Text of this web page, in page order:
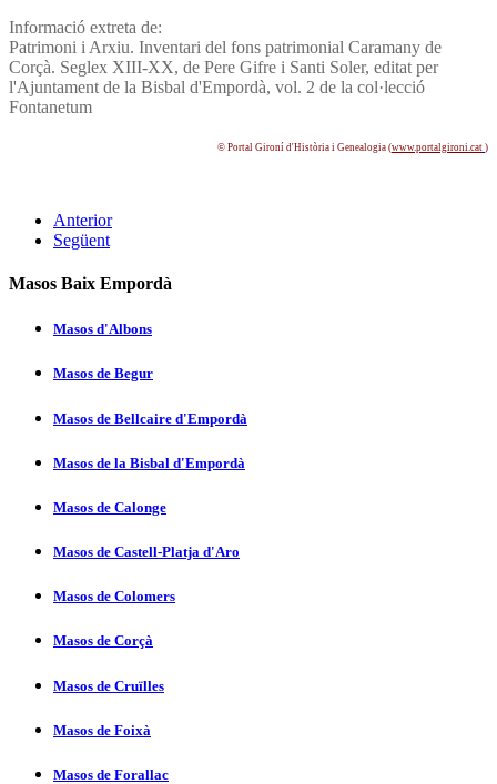
Informació extreta de:
Patrimoni i Arxiu. Inventari del fons patrimonial Caramany de
Corçà. Seglex XIII-XX, de Pere Gifre i Santi Soler, editat per
l'Ajuntament de la Bisbal d'Empordà, vol. 2 de la col·lecció
Fontanetum
© Portal Gironí­ d'Història i Genealogia (www.portalgironi.cat )
Anterior
Següent
Masos Baix Empordà
Masos d'Albons
Masos de Begur
Masos de Bellcaire d'Empordà
Masos de la Bisbal d'Empordà
Masos de Calonge
Masos de Castell-Platja d'Aro
Masos de Colomers
Masos de Corçà
Masos de Cruïlles
Masos de Foixà
Masos de Forallac